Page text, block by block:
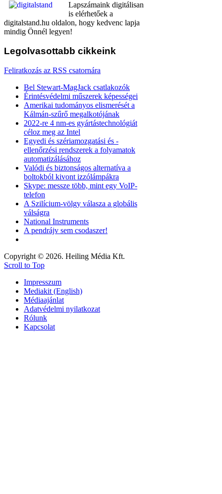
Lapszámaink digitálisan
is elérhetőek a
digitalstand.hu oldalon, hogy kedvenc lapja
mindig Önnél legyen!
Legolvasottabb cikkeink
Feliratkozás az RSS csatornára
Bel Stewart-MagJack csatlakozók
Érintésvédelmi műszerek képességei
Amerikai tudományos elismerését a
Kálmán-szűrő megalkotójának
2022-re 4 nm-es gyártástechnológiát
céloz meg az Intel
Egyedi és szériamozgatási és -
ellenőrzési rendszerek a folyamatok
automatizálásához
Valódi és biztonságos alternatíva a
boltokból kivont izzólámpákra
Skype: messze több, mint egy VoIP-
telefon
A Szilícium-völgy válasza a globális
válságra
National Instruments
A pendrájv sem csodaszer!
Copyright © 2026. Heiling Média Kft.
Scroll to Top
Impresszum
Mediakit (English)
Médiaajánlat
Adatvédelmi nyilatkozat
Rólunk
Kapcsolat